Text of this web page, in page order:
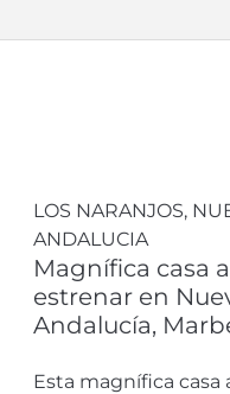
LOS NARANJOS,
ANDALUCIA
Magnífica casa
estrenar en
Andalucía,
Esta magnífica casa